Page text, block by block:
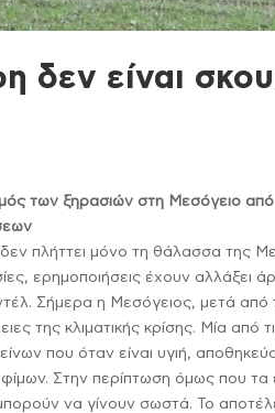
δεν είναι
των ξηρασιών στη Μεσόγειο από
δεν πλήττει μόνο τη θάλασσα της
ερημοποιήσεις έχουν
Σήμερα η Μεσόγειος, μετά από
της κλιματικής κρίσης. Μία
που όταν είναι υγιή,
Στην περίπτωση όμως που τα
να γίνουν σωστά. Το